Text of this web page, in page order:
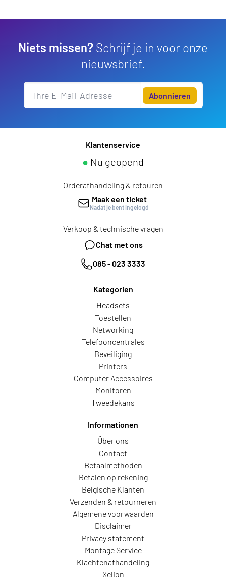
Niets missen? Schrijf je in voor onze
nieuwsbrief.
Abonnieren
Klantenservice
● Nu geopend
Orderafhandeling & retouren
Maak een ticket
Nadat je bent ingelogd
Verkoop & technische vragen
Chat met ons
085 - 023 3333
Kategorien
Headsets
Toestellen
Networking
Telefooncentrales
Beveiliging
Printers
Computer Accessoires
Monitoren
Tweedekans
Informationen
Über ons
Contact
Betaalmethoden
Betalen op rekening
Belgische Klanten
Verzenden & retourneren
Algemene voorwaarden
Disclaimer
Privacy statement
Montage Service
Klachtenafhandeling
Xelion